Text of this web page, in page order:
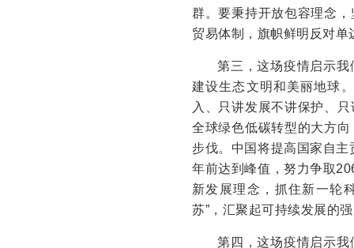
群。要秉持开放包容理念
贸易体制，旗帜鲜明反对
第三，这场疫情启示
建设生态文明和美丽地球
入、只讲发展不讲保护、
全球绿色低碳转型的大方
步伐。中国将提高国家自
年前达到峰值，努力争取
新发展理念，抓住新一轮
苏”，汇聚起可持续发展的
第四，这场疫情启示